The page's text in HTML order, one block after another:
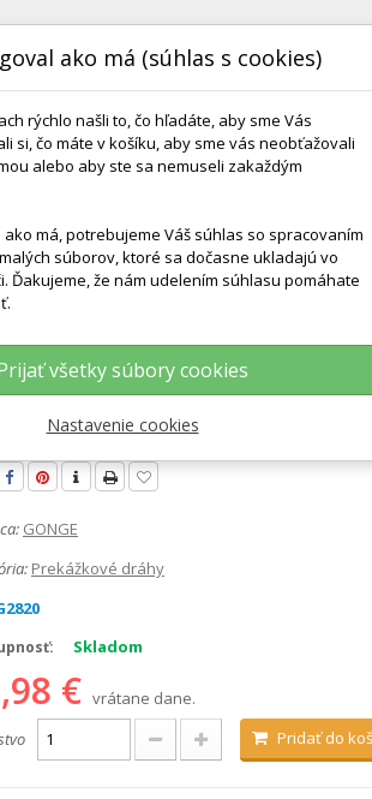
DODANIE A TERMÍNY
Riečne Kamene - Nášľapná Dráha - NORDIC
Riečne kamene -
- NORDIC
GONGE
Prekážkové dráhy
Skladom
€ vrátane dane.
Pridať do
ako má (súhlas s cookies)
rýchlo našli to, čo hľadáte, aby sme Vás
si, čo máte v košíku, aby sme vás neobťažovali
alebo aby ste sa nemuseli zakaždým
má, potrebujeme Váš súhlas so spracovaním
súborov, ktoré sa dočasne ukladajú vo
Ďakujeme, že nám udelením súhlasu pomáhate
všetky súbory cookies
Nastavenie cookies